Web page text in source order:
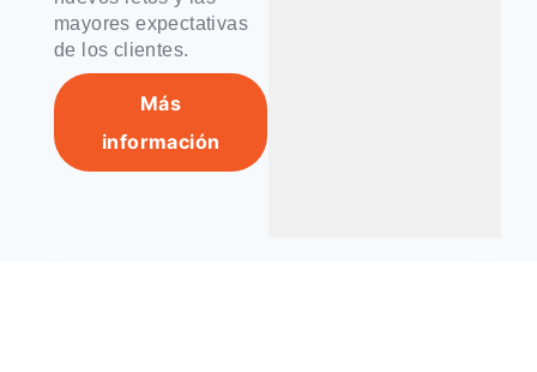
mayores expectativas
de los clientes.
Más
información